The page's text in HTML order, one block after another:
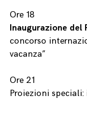
Ore 18
Inaugurazione del
concorso
vacanza”
Ore 21
Proiezioni speciali: